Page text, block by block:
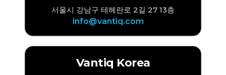
서울시 강남구 테헤란로 2길 27 13층
info@vantiq.com
Vantiq Korea